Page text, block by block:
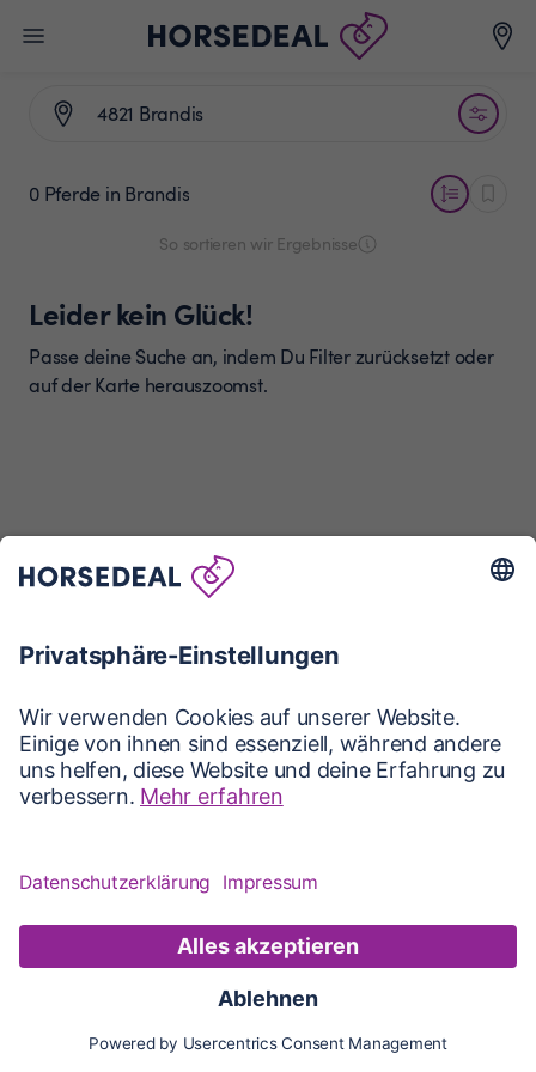
Karte Updates Konto
Karte
0 Pferde in Brandis
So sortieren wir Ergebnisse
Leider kein Glück!
Passe deine Suche an, indem Du Filter zurücksetzt oder
auf der Karte herauszoomst.